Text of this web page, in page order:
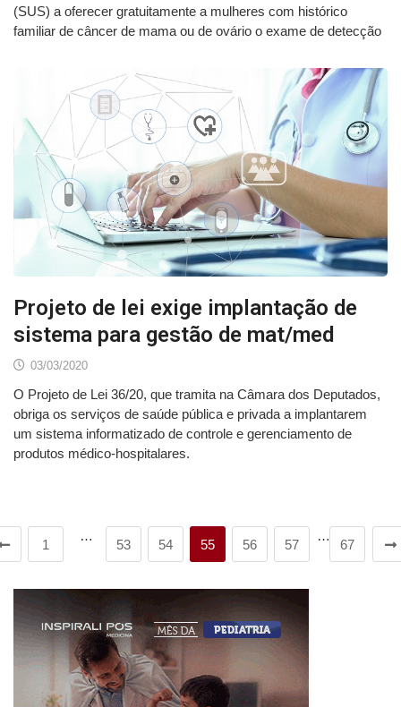
(SUS) a oferecer gratuitamente a mulheres com histórico
familiar de câncer de mama ou de ovário o exame de detecção
Projeto de lei exige implantação de
sistema para gestão de mat/med
03/03/2020
O Projeto de Lei 36/20, que tramita na Câmara dos Deputados,
obriga os serviços de saúde pública e privada a implantarem
um sistema informatizado de controle e gerenciamento de
produtos médico-hospitalares.
1
…
53 54 55 56 57
…
67